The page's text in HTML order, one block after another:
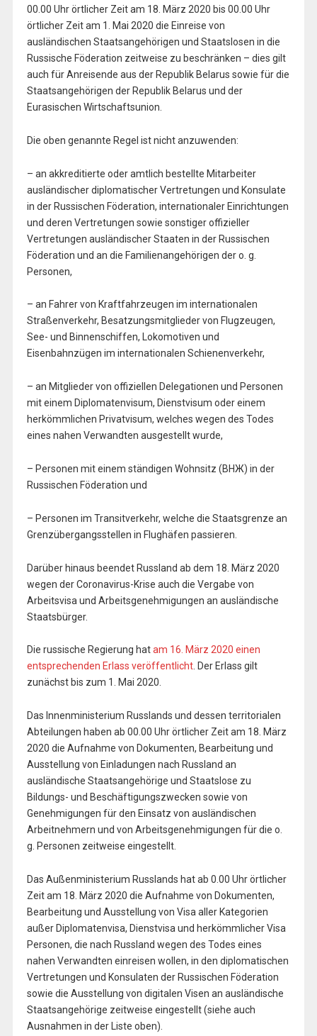
00.00 Uhr örtlicher Zeit am 18. März 2020 bis 00.00 Uhr
örtlicher Zeit am 1. Mai 2020 die Einreise von
ausländischen Staatsangehörigen und Staatslosen in die
Russische Föderation zeitweise zu beschränken – dies gilt
auch für Anreisende aus der Republik Belarus sowie für die
Staatsangehörigen der Republik Belarus und der
Eurasischen Wirtschaftsunion.
Die oben genannte Regel ist nicht anzuwenden:
– an akkreditierte oder amtlich bestellte Mitarbeiter
ausländischer diplomatischer Vertretungen und Konsulate
in der Russischen Föderation, internationaler Einrichtungen
und deren Vertretungen sowie sonstiger offizieller
Vertretungen ausländischer Staaten in der Russischen
Föderation und an die Familienangehörigen der o. g.
Personen,
– an Fahrer von Kraftfahrzeugen im internationalen
Straßenverkehr, Besatzungsmitglieder von Flugzeugen,
See- und Binnenschiffen, Lokomotiven und
Eisenbahnzügen im internationalen Schienenverkehr,
– an Mitglieder von offiziellen Delegationen und Personen
mit einem Diplomatenvisum, Dienstvisum oder einem
herkömmlichen Privatvisum, welches wegen des Todes
eines nahen Verwandten ausgestellt wurde,
– Personen mit einem ständigen Wohnsitz (ВНЖ) in der
Russischen Föderation und
– Personen im Transitverkehr, welche die Staatsgrenze an
Grenzübergangsstellen in Flughäfen passieren.
Darüber hinaus beendet Russland ab dem 18. März 2020
wegen der Coronavirus-Krise auch die Vergabe von
Arbeitsvisa und Arbeitsgenehmigungen an ausländische
Staatsbürger.
Die russische Regierung hatam 16. März 2020 einen
entsprechenden Erlass veröffentlicht. Der Erlass gilt
zunächst bis zum 1. Mai 2020.
Das Innenministerium Russlands und dessen territorialen
Abteilungen haben ab 00.00 Uhr örtlicher Zeit am 18. März
2020 die Aufnahme von Dokumenten, Bearbeitung und
Ausstellung von Einladungen nach Russland an
ausländische Staatsangehörige und Staatslose zu
Bildungs- und Beschäftigungszwecken sowie von
Genehmigungen für den Einsatz von ausländischen
Arbeitnehmern und von Arbeitsgenehmigungen für die o.
g. Personen zeitweise eingestellt.
Das Außenministerium Russlands hat ab 0.00 Uhr örtlicher
Zeit am 18. März 2020 die Aufnahme von Dokumenten,
Bearbeitung und Ausstellung von Visa aller Kategorien
außer Diplomatenvisa, Dienstvisa und herkömmlicher Visa
Personen, die nach Russland wegen des Todes eines
nahen Verwandten einreisen wollen, in den diplomatischen
Vertretungen und Konsulaten der Russischen Föderation
sowie die Ausstellung von digitalen Visen an ausländische
Staatsangehörige zeitweise eingestellt (siehe auch
Ausnahmen in der Liste oben).